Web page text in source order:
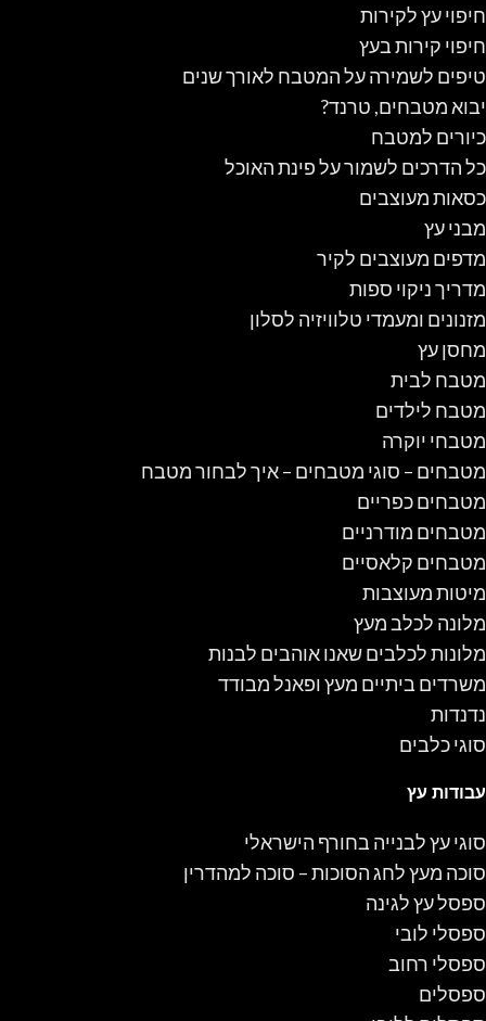
חיפוי עץ לקירות
חיפוי קירות בעץ
טיפים לשמירה על המטבח לאורך שנים
יבוא מטבחים, טרנד?
כיורים למטבח
כל הדרכים לשמור על פינת האוכל
כסאות מעוצבים
מבני עץ
מדפים מעוצבים לקיר
מדריך ניקוי ספות
מזנונים ומעמדי טלוויזיה לסלון
מחסן עץ
מטבח לבית
מטבח לילדים
מטבחי יוקרה
מטבחים – סוגי מטבחים – איך לבחור מטבח
מטבחים כפריים
מטבחים מודרניים
מטבחים קלאסיים
מיטות מעוצבות
מלונה לכלב מעץ
מלונות לכלבים שאנו אוהבים לבנות
משרדים ביתיים מעץ ופאנל מבודד
נדנדות
סוגי כלבים
עבודות עץ
סוגי עץ לבנייה בחורף הישראלי
סוכה מעץ לחג הסוכות – סוכה למהדרין
ספסל עץ לגינה
ספסלי לובי
ספסלי רחוב
ספסלים